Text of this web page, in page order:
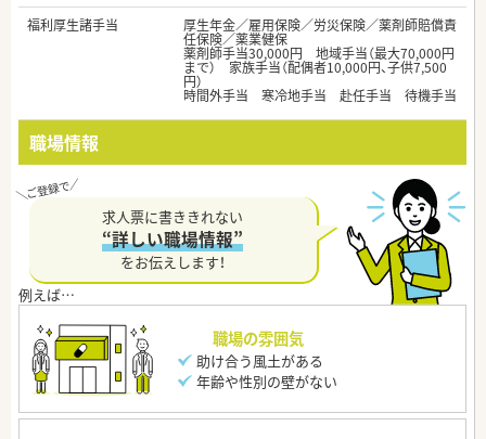
福利厚生諸手当
厚生年金／雇用保険／労災保険／薬剤師賠償責
任保険／薬業健保
薬剤師手当30,000円 地域手当（最大70,000円
まで） 家族手当（配偶者10,000円、子供7,500
円）
時間外手当 寒冷地手当 赴任手当 待機手当
職場情報
求人票に書ききれない
“詳しい職場情報”
をお伝えします！
職場の雰囲気
助け合う風土がある
年齢や性別の壁がない